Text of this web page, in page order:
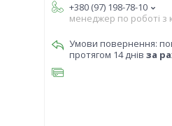
+380 (97) 198-78-10
менеджер по роботі з
протягом 14 днів за